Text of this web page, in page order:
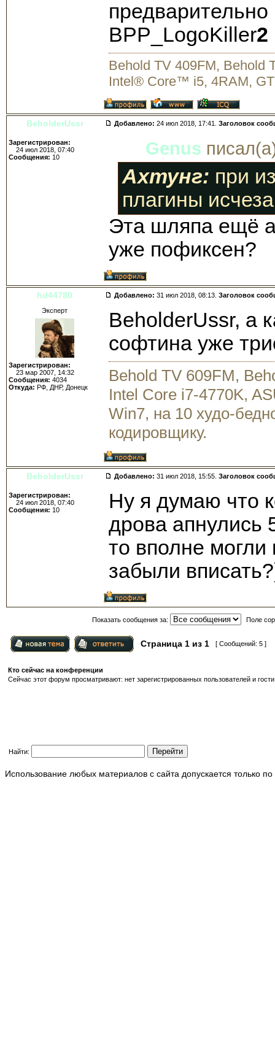
BPP_LogoKiller2
Behold TV 409FM, Behold
Intel® Core™ i5, 4RAM,
BeholderUssr Добавлено: 24 июл 2018, 17:41. Заголовок
Зарегистрирован:
24 июл 2018, 07:40
Сообщения: 10 Genus
Ахтунг: при
плагины
Эта шляпа ещё
уже пофиксен?
hd44780 Добавлено: 31 июл 2018, 08:13. Заголовок
Эксперт
Зарегистрирован:
23 мар 2007, 14:32
Сообщения: 4034
Откуда: РФ, ДНР, Донецк
BeholderUssr, а
софтина уже
Behold TV 609FM,
Intel Core i7-4770K,
Win7, на 10 худо-
кодировщику.
BeholderUssr Добавлено: 31 июл 2018, 15:55. Заголовок
Зарегистрирован:
24 июл 2018, 07:40
Сообщения: 10
Ну я думаю что
дрова апнулись
то вполне могли
забыли
Показать сообщения за: Поле
Страница 1 из 1 [ Сообщений: 5 ]
Кто сейчас на конференции
Сейчас этот форум просматривают: нет зарегистрированных пользователей и
Найти:
Использование любых материалов с сайта допускается только